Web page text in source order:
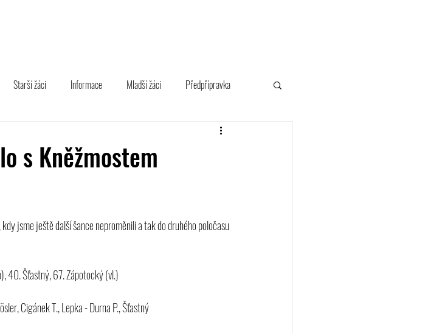
Starší žáci Informace Mladší žáci Předpřípravka
s Kněžmostem
jsme ještě další šance neproměnili a tak do druhého poločasu
40. Šťastný, 67. Zápotocký (vl.)
Cigánek T., Lepka - Durna P., Šťastný